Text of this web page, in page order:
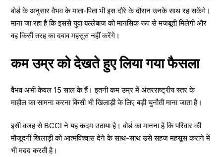
बोर्ड के अनुसार वैभव के माता-पिता भी इस दौरे के दौरान उनके साथ रह सकेंगे।
माना जा रहा है कि इससे युवा बल्लेबाज को मानसिक रूप से मजबूती मिलेगी और
वह किसी तरह का दबाव महसूस नहीं करेंगे।
कम उम्र को देखते हुए लिया गया फैसला
वैभव अभी केवल 15 साल के हैं। इतनी कम उम्र में अंतरराष्ट्रीय स्तर के
माहौल का सामना करना किसी भी खिलाड़ी के लिए बड़ी चुनौती माना जाता है।
इसी वजह से BCCI ने यह कदम उठाया है। बोर्ड का मानना है कि परिवार की
मौजूदगी खिलाड़ी को आत्मविश्वास देने के साथ-साथ उसे सहज महसूस कराने में
भी मदद करती है।